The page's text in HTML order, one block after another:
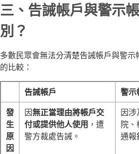
三、告誡帳戶與警示
別？
多數民眾會無法分清楚告誡帳戶與警
的比較：
告誡帳戶
警示
發
生
原
因
因無正當理由將帳戶交
付或提供他人使用 ，遭
警方裁處告誡。
因涉
院、
通報